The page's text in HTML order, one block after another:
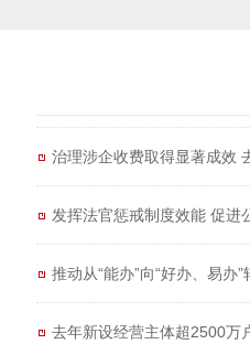
治理涉企收费取得显著成效
发挥法官惩戒制度效能 促进
推动从“能办”向“好办、易办
去年新设经营主体超2500万